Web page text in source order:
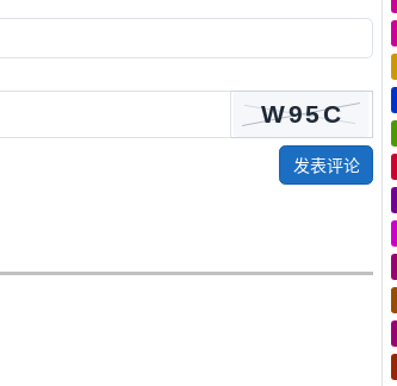
发表评论